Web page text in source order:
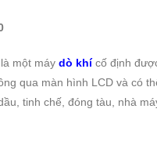
một máy dò khí cố định
qua màn hình LCD và có
tinh chế, đóng tàu, nhà